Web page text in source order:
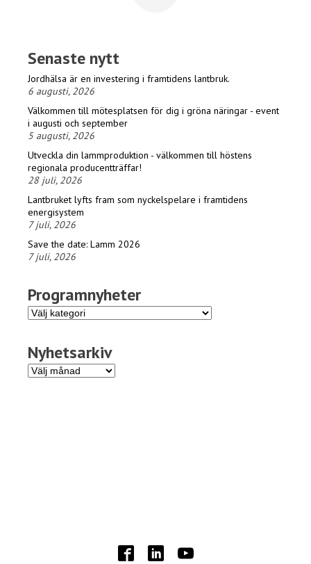
Senaste nytt
Jordhälsa är en investering i framtidens lantbruk.
6 augusti, 2026
Välkommen till mötesplatsen för dig i gröna näringar - event
i augusti och september
5 augusti, 2026
Utveckla din lammproduktion - välkommen till höstens
regionala producentträffar!
28 juli, 2026
Lantbruket lyfts fram som nyckelspelare i framtidens
energisystem
7 juli, 2026
Save the date: Lamm 2026
7 juli, 2026
Programnyheter
Programnyheter
Nyhetsarkiv
Nyhetsarkiv